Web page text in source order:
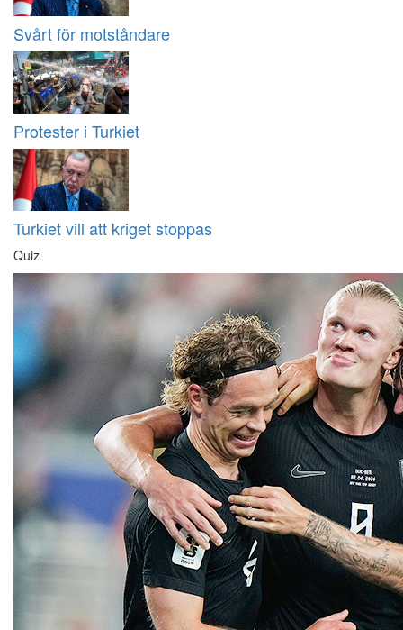
Svårt för motståndare
Protester i Turkiet
Turkiet vill att kriget stoppas
Quiz